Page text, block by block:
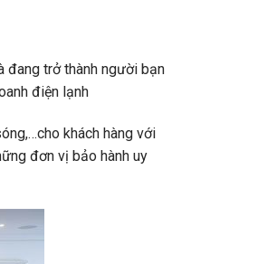
đang trở thành người bạn
điện lạnh
khách hàng với
đơn vị bảo hành uy